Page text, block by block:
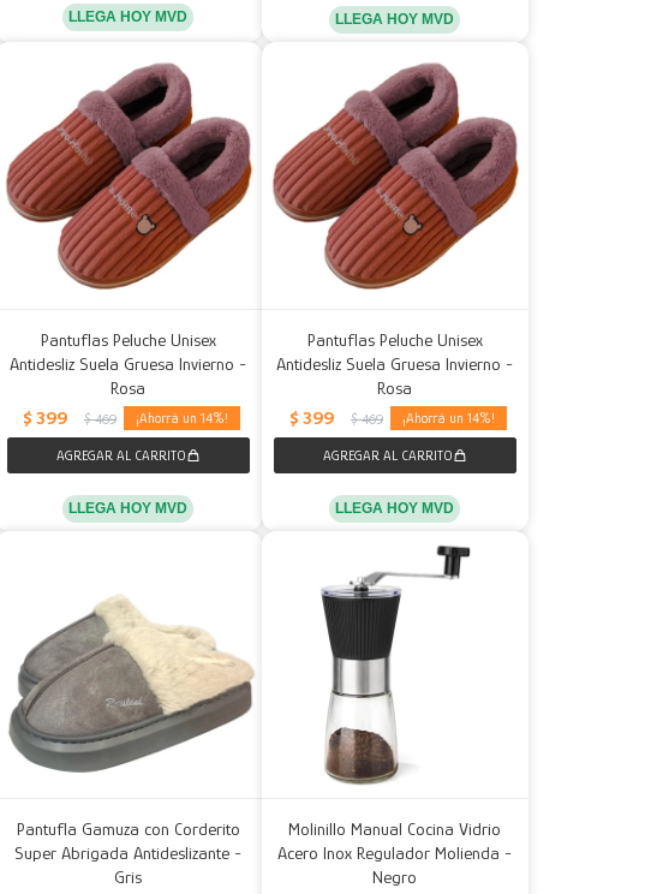
LLEGA HOY MVD LLEGA HOY MVD
Pantuflas Peluche Unisex
Antidesliz Suela Gruesa Invierno -
Rosa
$ 399 $ 469 14
LLEGA HOY MVD
Pantuflas Peluche Unisex
Antidesliz Suela Gruesa Invierno -
Rosa
$ 399 $ 469 14
LLEGA HOY MVD
Pantufla Gamuza con Corderito
Super Abrigada Antideslizante -
Gris
Molinillo Manual Cocina Vidrio
Acero Inox Regulador Molienda -
Negro